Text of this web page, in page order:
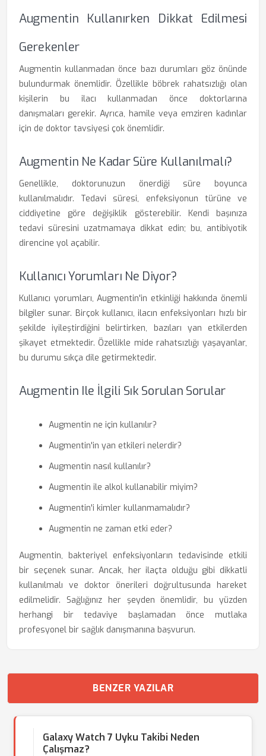
Augmentin Kullanırken Dikkat Edilmesi
Gerekenler
Augmentin kullanmadan önce bazı durumları göz önünde
bulundurmak önemlidir. Özellikle böbrek rahatsızlığı olan
kişilerin bu ilacı kullanmadan önce doktorlarına
danışmaları gerekir. Ayrıca, hamile veya emziren kadınlar
için de doktor tavsiyesi çok önemlidir.
Augmentin Ne Kadar Süre Kullanılmalı?
Genellikle, doktorunuzun önerdiği süre boyunca
kullanılmalıdır. Tedavi süresi, enfeksiyonun türüne ve
ciddiyetine göre değişiklik gösterebilir. Kendi başınıza
tedavi süresini uzatmamaya dikkat edin; bu, antibiyotik
direncine yol açabilir.
Kullanıcı Yorumları Ne Diyor?
Kullanıcı yorumları, Augmentin'in etkinliği hakkında önemli
bilgiler sunar. Birçok kullanıcı, ilacın enfeksiyonları hızlı bir
şekilde iyileştirdiğini belirtirken, bazıları yan etkilerden
şikayet etmektedir. Özellikle mide rahatsızlığı yaşayanlar,
bu durumu sıkça dile getirmektedir.
Augmentin Ile İlgili Sık Sorulan Sorular
Augmentin ne için kullanılır?
Augmentin'in yan etkileri nelerdir?
Augmentin nasıl kullanılır?
Augmentin ile alkol kullanabilir miyim?
Augmentin'i kimler kullanmamalıdır?
Augmentin ne zaman etki eder?
Augmentin, bakteriyel enfeksiyonların tedavisinde etkili
bir seçenek sunar. Ancak, her ilaçta olduğu gibi dikkatli
kullanılmalı ve doktor önerileri doğrultusunda hareket
edilmelidir. Sağlığınız her şeyden önemlidir, bu yüzden
herhangi bir tedaviye başlamadan önce mutlaka
profesyonel bir sağlık danışmanına başvurun.
BENZER YAZILAR
Galaxy Watch 7 Uyku Takibi Neden
Çalışmaz?